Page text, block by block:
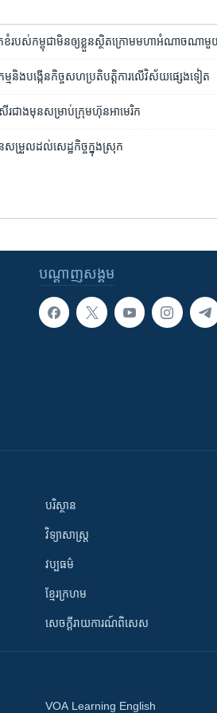
ខិតខំ​របស់​កម្ពុជា​មិន​ឲ្យ​ខ្លួន​ស្ថិត​ក្រោម​មហា​អំណាច​ណា
ម​និង​បង្កើន​កិច្ច​សហប្រតិបត្តិការ​លើ​វិស័យ​ផ្សេង​ទៀត
ជាង​មុន​សម្រាប់​ក្រុមហ៊ុន​អាមេរិក
សម្រួល​ដល់​សេដ្ឋកិច្ច​ក្នុង​ស្រុក
បណ្តាញ​សង្គម
បរិស្ថាន
វិទ្យាសាស្រ្ត
វប្បធម៌
ខ្មែរក្រហម
សេចក្តីរាយការណ៍ពិសេស
VOA Learning English